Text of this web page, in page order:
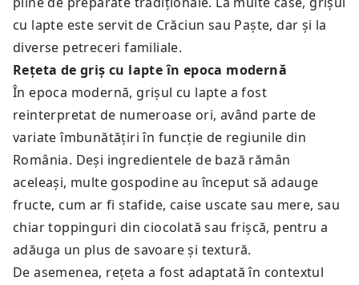
cu lapte este servit de Crăciun sau Paște, dar și la
diverse petreceri familiale.
Rețeta de griș cu lapte în epoca modernă
În epoca modernă, grișul cu lapte a fost
reinterpretat de numeroase ori, având parte de
variate îmbunătățiri în funcție de regiunile din
România. Deși ingredientele de bază rămân
aceleași, multe gospodine au început să adauge
fructe, cum ar fi stafide, caise uscate sau mere, sau
chiar toppinguri din ciocolată sau frișcă, pentru a
adăuga un plus de savoare și textură.
De asemenea, rețeta a fost adaptată în contextul